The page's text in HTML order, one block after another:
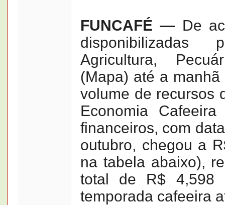
FUNCAFÉ — De
Agricultura,
(Mapa) até a
volume de recursos
Economia
financeiros, com
outubro, chegou a
na tabela abaixo),
total de R$ 4,598
temporada cafeeira